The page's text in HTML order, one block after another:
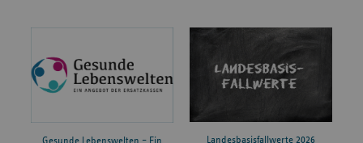
Landesbasisfallwerte 2026